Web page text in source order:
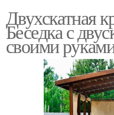
Двухскатная
Беседка с
своими